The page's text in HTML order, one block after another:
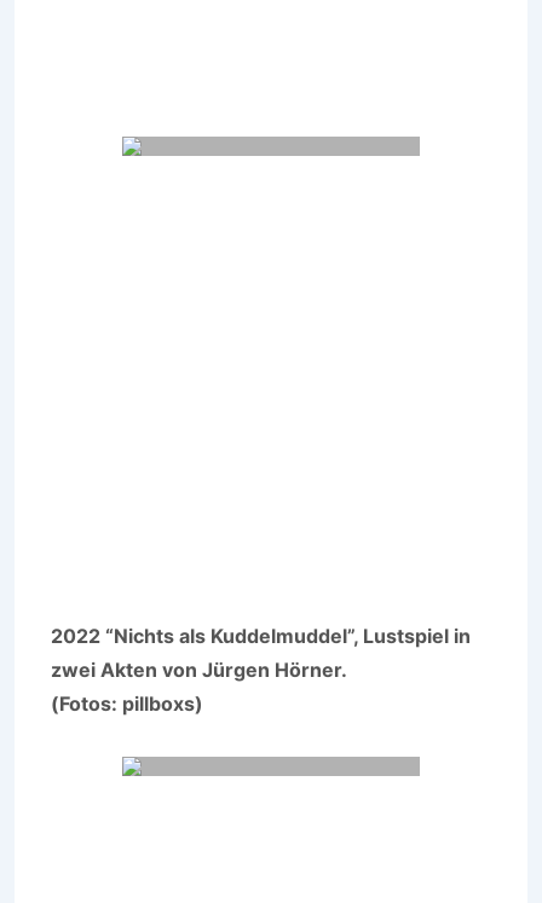
2022 “Nichts als Kuddelmuddel”, Lustspiel in
zwei Akten von Jürgen Hörner.
(Fotos: pillboxs)